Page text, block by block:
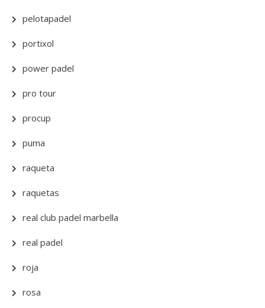
pelotapadel
portixol
power padel
pro tour
procup
puma
raqueta
raquetas
real club padel marbella
real padel
roja
rosa